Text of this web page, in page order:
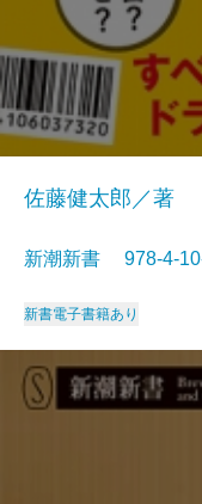
佐藤健太郎／著
新潮新書 978-4-
新書電子書籍あり